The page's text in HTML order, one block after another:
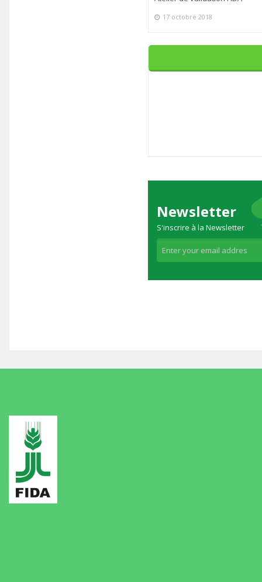
17 octobre 2018
Newsletter
S'inscrire à la Newsletter